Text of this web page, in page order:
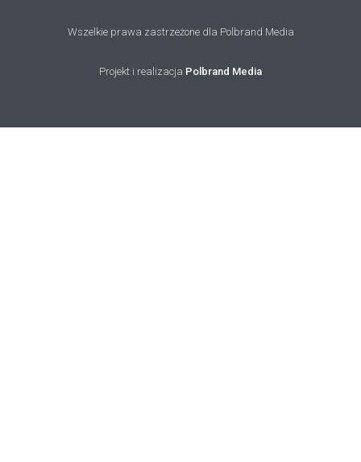
Wszelkie prawa zastrzeżone dla Polbrand Media
Projekt i realizacja Polbrand Media